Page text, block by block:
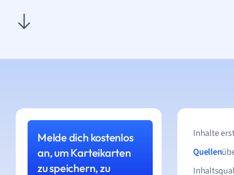
Melde dich kostenlos
an, um Karteikarten
zu speichern, zu
Inhalte
Quellen